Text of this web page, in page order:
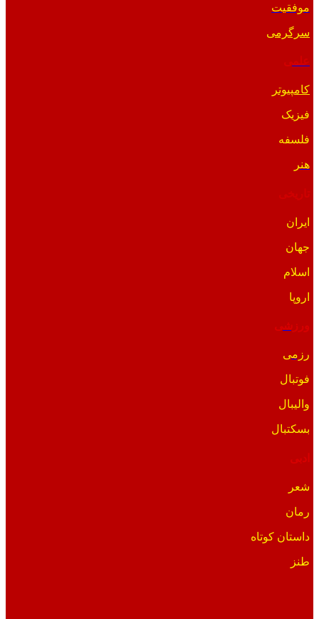
موفقیت
سرگرمی
کامپیوتر
فیزیک
فلسفه
هنر
ایران
جهان
اسلام
اروپا
ورزشی
رزمی
فوتبال
والیبال
بسکتبال
ادبی
شعر
رمان
داستان کوتاه
طنز